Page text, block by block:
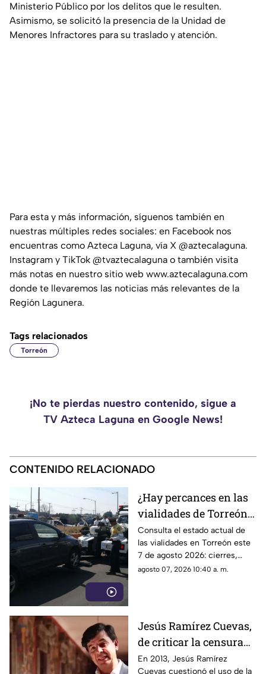
Ministerio Público por los delitos que le resulten.
Asimismo, se solicitó la presencia de la Unidad de
Menores Infractores para su traslado y atención.
Para esta y más información, síguenos también en
nuestras múltiples redes sociales: en Facebook nos
encuentras como Azteca Laguna, vía X @aztecalaguna.
Instagram y TikTok @tvaztecalaguna o también visita
más notas en nuestro sitio web www.aztecalaguna.com
donde te llevaremos las noticias más relevantes de la
Región Lagunera.
Tags relacionados
Torreón
¡No te pierdas nuestro contenido, sigue a
TV Azteca Laguna en Google News!
CONTENIDO RELACIONADO
¿Hay percances en las
vialidades de Torreón
HOY viernes 7 de
agosto2026?
Consulta el estado actual de
las vialidades en Torreón este
7 de agosto 2026: cierres,
accidentes, obras y consejos
agosto 07, 2026 10:40 a. m.
Jesús Ramírez Cuevas,
de criticar la censura
por publicidad oficial a
En 2013, Jesús Ramírez
Cuevas cuestionó el uso de la